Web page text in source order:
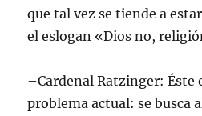
que tal vez se tiende a
el eslogan «Dios no,
–Cardenal Ratzinger: Éste
problema actual: se busca